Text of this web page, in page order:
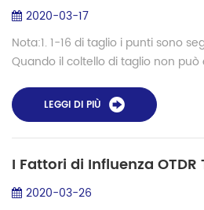
2020-03-17
Nota:1. 1-16 di taglio i punti sono
Quando il coltello di taglio non può
3. Se ancora non può esser...
LEGGI DI PIÙ
I Fattori di Influenza OTDR
2020-03-26